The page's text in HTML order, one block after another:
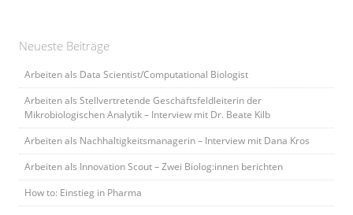
Neueste Beiträge
Arbeiten als Data Scientist/Computational Biologist
Arbeiten als Stellvertretende Geschäftsfeldleiterin der
Mikrobiologischen Analytik – Interview mit Dr. Beate Kilb
Arbeiten als Nachhaltigkeitsmanagerin – Interview mit Dana Kros
Arbeiten als Innovation Scout – Zwei Biolog:innen berichten
How to: Einstieg in Pharma